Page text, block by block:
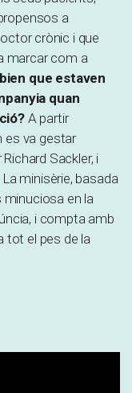
a
crònic i que
marcar com a
que estaven
quan
A partir
es va gestar
Sackler, i
minisèrie, basada
minuciosa en la
i compta amb
tot el pes de la